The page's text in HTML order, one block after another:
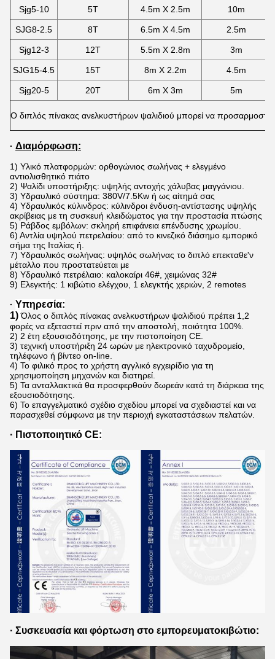
Sjg5-10 5T 4.5m X 2.5m 10m
SJG8-2.5 8T 6.5m X 4.5m 2.5m
Sjg12-3 12T 5.5m X 2.8m 3m
SJG15-4.5 15T 8m X 2.2m 4.5m
Sjg20-5 20T 6m X 3m 5m
Ο διπλός πίνακας ανελκυστήρων ψαλιδιού μπορεί να
· Διαμόρφωση:
1) Υλικό πλατφορμών: ορθογώνιος σωλήνας + ελεγμένο
αντιολισθητικό πιάτο
2) Ψαλίδι υποστήριξης: υψηλής αντοχής χάλυβας μαγγάνιου.
3) Υδραυλικό σύστημα: 380V/7.5Kw ή ως αίτημά σας
4) Υδραυλικός κύλινδρος: κύλινδροι ένδυση-αντίστασης υψηλής
ακρίβειας με τη συσκευή κλειδώματος για την προστασία πτώσης
5) Ράβδος εμβόλων: σκληρή επιφάνεια επένδυσης χρωμίου.
6) Αντλία υψηλού πετρελαίου: από το κινεζικό διάσημο εμπορικό
σήμα της Ιταλίας ή.
7) Υδραυλικός σωλήνας: υψηλός σωλήνας το διπλό επεκταθε'ν
μέταλλο που προστατεύεται με
8) Υδραυλικό πετρέλαιο: καλοκαίρι 46#, χειμώνας 32#
9) Ελεγκτής: 1 κιβώτιο ελέγχου, 1 ελεγκτής χεριών, 2 remotes
· Υπηρεσία:
1)Όλος ο διπλός πίνακας ανελκυστήρων ψαλιδιού πρέπει 1,2
φορές να εξεταστεί πριν από την αποστολή, ποιότητα 100%.
2) 2 έτη εξουσιοδότησης, με την πιστοποίηση CE.
3) τεχνική υποστήριξη 24 ωρών με ηλεκτρονικό ταχυδρομείο,
τηλέφωνο ή βίντεο on-line.
4) Το φιλικό προς το χρήστη αγγλικό εγχειρίδιο για τη
χρησιμοποίηση μηχανών και διατηρεί.
5) Τα ανταλλακτικά θα προσφερθούν δωρεάν κατά τη διάρκεια της
εξουσιοδότησης.
6) Το επαγγελματικό σχέδιο σχεδίου μπορεί να σχεδιαστεί και να
παρασχεθεί σύμφωνα με την περιοχή εγκαταστάσεων πελατών.
· Πιστοποιητικό CE:
· Συσκευασία και φόρτωση στο εμπορευματοκιβώτιο: